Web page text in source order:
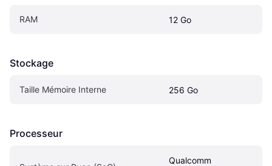
RAM 12 Go
Stockage
Taille Mémoire Interne 256 Go
Processeur
Qualcomm